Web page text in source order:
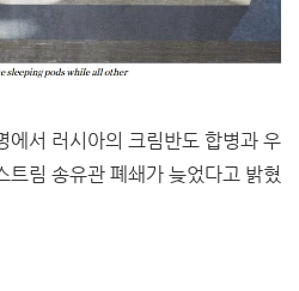
에서 러시아의 크림반도 합병과 우
트림 송유관 폐쇄가 늦었다고 밝혔